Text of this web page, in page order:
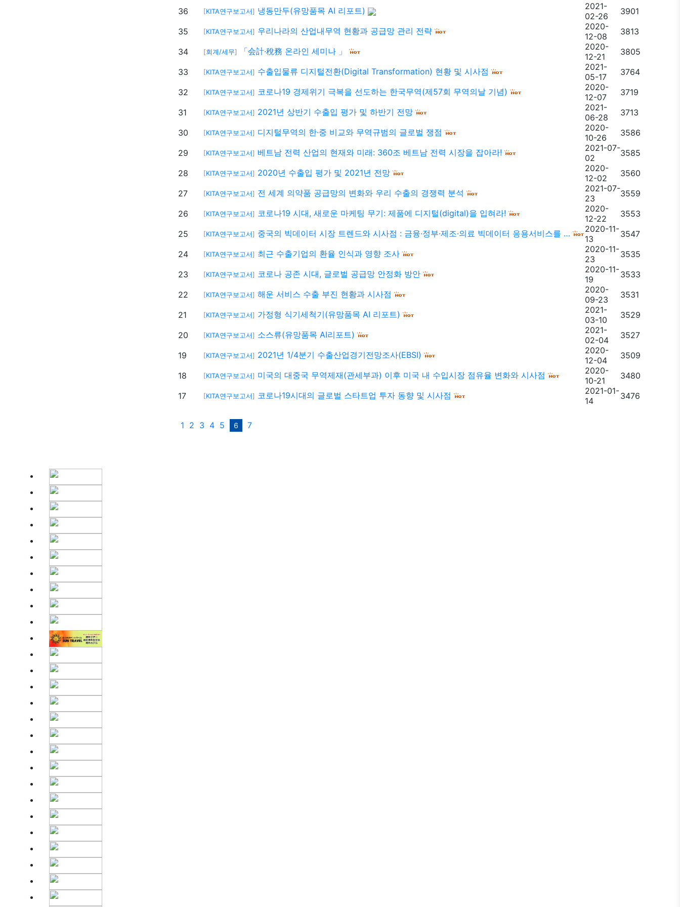
36
[KITA연구보고서] 냉동만두(유망품목 AI 리포트)
2021-
02-26
3901
35
[KITA연구보고서] 우리나라의 산업내무역 현황과 공급망 관리 전략
2020-
12-08
3813
34
[회계/세무] 「会計·稅務 온라인 세미나 」
2020-
12-21
3805
33
[KITA연구보고서] 수출입물류 디지털전환(Digital Transformation) 현황 및 시사점
2021-
05-17
3764
32
[KITA연구보고서] 코로나19 경제위기 극복을 선도하는 한국무역(제57회 무역의날 기념)
2020-
12-07
3719
31
[KITA연구보고서] 2021년 상반기 수출입 평가 및 하반기 전망
2021-
06-28
3713
30
[KITA연구보고서] 디지털무역의 한·중 비교와 무역규범의 글로벌 쟁점
2020-
10-26
3586
29
[KITA연구보고서] 베트남 전력 산업의 현재와 미래: 360조 베트남 전력 시장을 잡아라!
2021-07-
02
3585
28
[KITA연구보고서] 2020년 수출입 평가 및 2021년 전망
2020-
12-02
3560
27
[KITA연구보고서] 전 세계 의약품 공급망의 변화와 우리 수출의 경쟁력 분석
2021-07-
23
3559
26
[KITA연구보고서] 코로나19 시대, 새로운 마케팅 무기: 제품에 디지털(digital)을 입혀라!
2020-
12-22
3553
25
[KITA연구보고서] 중국의 빅데이터 시장 트렌드와 시사점 : 금융·정부·제조·의료 빅데이터 응용서비스를 …
2020-11-
13
3547
24
[KITA연구보고서] 최근 수출기업의 환율 인식과 영향 조사
2020-11-
23
3535
23
[KITA연구보고서] 코로나 공존 시대, 글로벌 공급망 안정화 방안
2020-11-
19
3533
22
[KITA연구보고서] 해운 서비스 수출 부진 현황과 시사점
2020-
09-23
3531
21
[KITA연구보고서] 가정형 식기세척기(유망품목 AI 리포트)
2021-
03-10
3529
20
[KITA연구보고서] 소스류(유망품목 AI리포트)
2021-
02-04
3527
19
[KITA연구보고서] 2021년 1/4분기 수출산업경기전망조사(EBSI)
2020-
12-04
3509
18
[KITA연구보고서] 미국의 대중국 무역제재(관세부과) 이후 미국 내 수입시장 점유율 변화와 시사점
2020-
10-21
3480
17
[KITA연구보고서] 코로나19시대의 글로벌 스타트업 투자 동향 및 시사점
2021-01-
14
3476
1 2 3 4 5 6 7